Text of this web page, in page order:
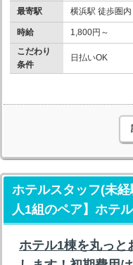
最寄駅 横浜駅 徒歩圏内
時給
1,800円～
こだわり
条件
日払いOK
ホテルスタッフ(未
人1組のペア】ホテ
ホテル1棟を丸っと